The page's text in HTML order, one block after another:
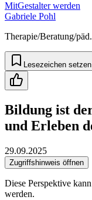
MitGestalter werden
Gabriele Pohl
Therapie/Beratung/
Lesezeichen setzen
Bildung ist
und Erleben
29.09.2025
Zugriffshinweis öffnen
Diese Perspektive
werden.